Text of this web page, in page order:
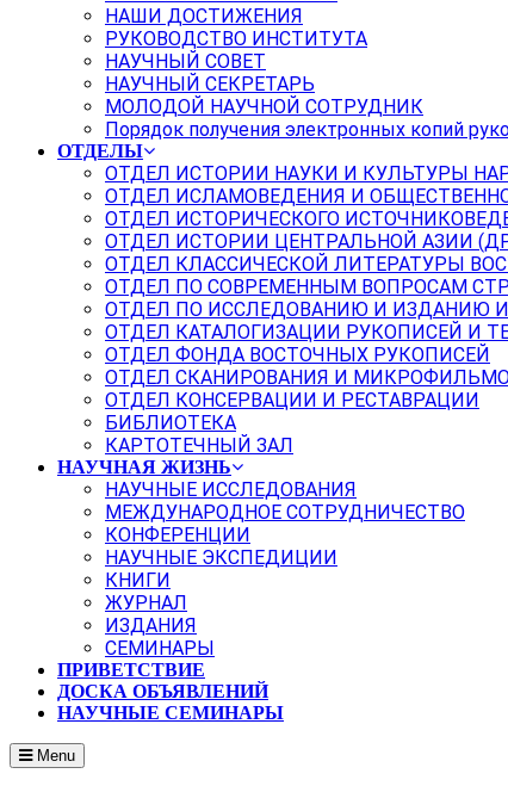
НАШИ ДОСТИЖЕНИЯ
РУКОВОДСТВО ИНСТИТУТА
НАУЧНЫЙ СОВЕТ
НАУЧНЫЙ СЕКРЕТАРЬ
МОЛОДОЙ НАУЧНОЙ СОТРУДНИК
Порядок получения электронных копий
ОТДЕЛЫ
ОТДЕЛ ИСТОРИИ НАУКИ И КУЛЬТУРЫ
ОТДЕЛ ИСЛАМОВЕДЕНИЯ И
ОТДЕЛ ИСТОРИЧЕСКОГО
ОТДЕЛ ИСТОРИИ ЦЕНТРАЛЬНОЙ АЗИИ
ОТДЕЛ КЛАССИЧЕСКОЙ ЛИТЕРАТУРЫ
ОТДЕЛ ПО СОВРЕМЕННЫМ ВОПРОСАМ
ОТДЕЛ ПО ИССЛЕДОВАНИЮ И ИЗДАНИЮ
ОТДЕЛ КАТАЛОГИЗАЦИИ РУКОПИСЕЙ И
ОТДЕЛ ФОНДА ВОСТОЧНЫХ РУКОПИСЕЙ
ОТДЕЛ СКАНИРОВАНИЯ И
ОТДЕЛ КОНСЕРВАЦИИ И РЕСТАВРАЦИИ
БИБЛИОТЕКА
КАРТОТЕЧНЫЙ ЗАЛ
НАУЧНАЯ ЖИЗНЬ
НАУЧНЫЕ ИССЛЕДОВАНИЯ
МЕЖДУНАРОДНОЕ СОТРУДНИЧЕСТВО
КОНФЕРЕНЦИИ
НАУЧНЫЕ ЭКСПЕДИЦИИ
КНИГИ
ЖУРНАЛ
ИЗДАНИЯ
СЕМИНАРЫ
ПРИВЕТСТВИЕ
ДОСКА ОБЪЯВЛЕНИЙ
НАУЧНЫЕ СЕМИНАРЫ
Menu